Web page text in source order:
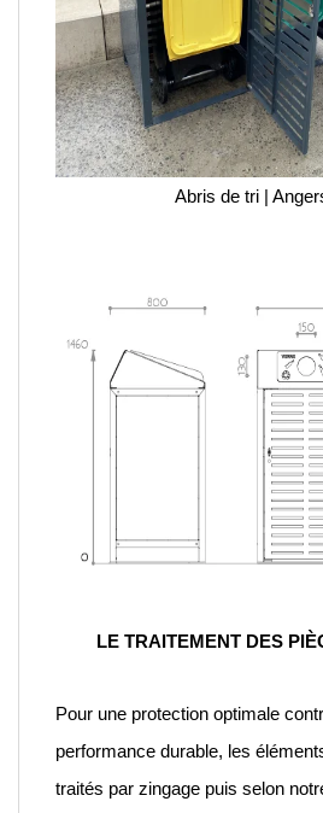
Abris de tri |
LE TRAITEMENT DES
Pour une protection optimale
performance durable, les
traités par zingage puis selon